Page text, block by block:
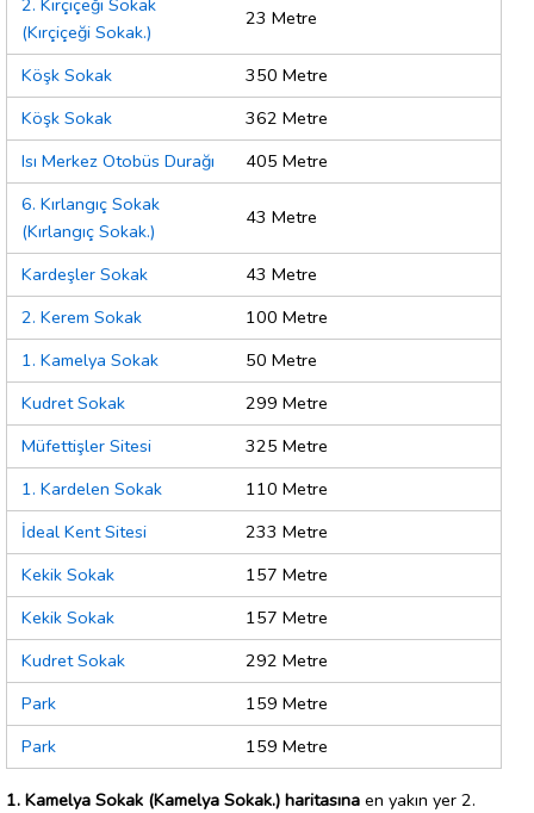
2. Kırçiçeği Sokak
(Kırçiçeği Sokak.)
23 Metre
Köşk Sokak
350 Metre
Köşk Sokak
362 Metre
Isı Merkez Otobüs Durağı
405 Metre
6. Kırlangıç Sokak
(Kırlangıç Sokak.)
43 Metre
Kardeşler Sokak
43 Metre
2. Kerem Sokak
100 Metre
1. Kamelya Sokak
50 Metre
Kudret Sokak
299 Metre
Müfettişler Sitesi
325 Metre
1. Kardelen Sokak
110 Metre
İdeal Kent Sitesi
233 Metre
Kekik Sokak
157 Metre
Kekik Sokak
157 Metre
Kudret Sokak
292 Metre
Park
159 Metre
Park
159 Metre
1. Kamelya Sokak (Kamelya Sokak.) haritasına en yakın yer 2.